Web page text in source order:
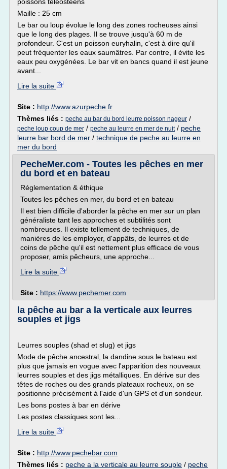
Maille : 25 cm
Le bar ou loup évolue le long des zones rocheuses ainsi
que le long des plages. Il se trouve jusqu'à 60 m de
profondeur. C'est un poisson euryhalin, c'est à dire qu'il
peut fréquenter les eaux saumâtres. Par contre, il évite les
eaux peu oxygénées. Le bar vit en bancs quand il est jeune
avant...
Lire la suite
Site : http://www.azurpeche.fr
Thèmes liés : peche au bar du bord leurre poisson nageur /
peche loup coup de mer / peche au leurre en mer de nuit/ peche
leurre bar bord de mer / technique de peche au leurre en
mer du bord
PecheMer.com - Toutes les pêches en mer
du bord et en bateau
Réglementation & éthique
Toutes les pêches en mer, du bord et en bateau
Il est bien difficile d'aborder la pêche en mer sur un plan
généraliste tant les approches et subtilités sont
nombreuses. Il existe tellement de techniques, de
manières de les employer, d'appâts, de leurres et de
coins de pêche qu'il est nettement plus efficace de vous
proposer, amis pêcheurs, une approche...
Lire la suite
Site : https://www.pechemer.com
la pêche au bar a la verticale aux leurres
souples et jigs
Leurres souples (shad et slug) et jigs
Mode de pêche ancestral, la dandine sous le bateau est
plus que jamais en vogue avec l'apparition des nouveaux
leurres souples et des jigs métalliques. En dérive sur des
têtes de roches ou des grands plateaux rocheux, on se
positionne précisément à l'aide d'un GPS et d'un sondeur.
Les bons postes à bar en dérive
Les postes classiques sont les...
Lire la suite
Site : http://www.pechebar.com
Thèmes liés : peche a la verticale au leurre souple / peche